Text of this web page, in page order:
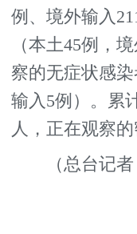
例、境外输入
（本土45例，
察的无症状感
输入5例）。累
人，正在观察的
（总台记者